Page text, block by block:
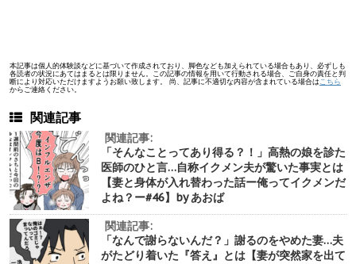
本記事は個人的体験談などに基づいて作成されており、脚色なども加えられている場合もあり、必ずしも
各読者の状況にあてはまるとは限りません。この記事の情報を用いて行動される場合、ご自身の責任と判
断により対応いただけますようお願い致します。 尚、記事に不適切な内容が含まれている場合は こちら
からご連絡ください。
関連記事
関連記事:
「そんなことってあり得る？！」高熱の娘を診た
医師のひと言…自称イクメン夫が驚いた事実とは
【妻と身体が入れ替わった話ー俺ってイクメンだ
よね？ー#46】by あおば
関連記事:
「なんで謝らないんだ？」謝るのをやめた妻…夫
がたどり着いた『答え』とは【妻が突然家を出て